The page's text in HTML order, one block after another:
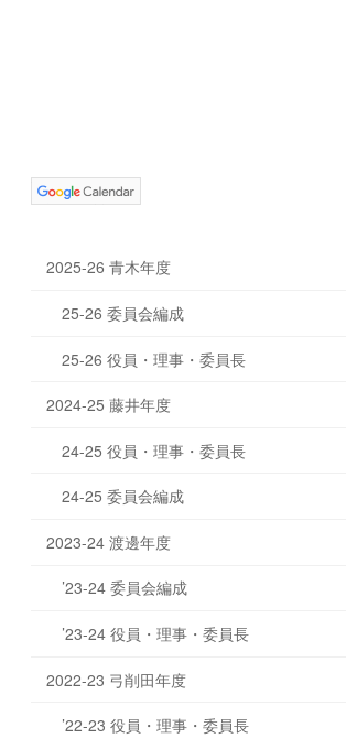
2025-26 青木年度
25-26 委員会編成
25-26 役員・理事・委員長
2024-25 藤井年度
24-25 役員・理事・委員長
24-25 委員会編成
2023-24 渡邊年度
’23-24 委員会編成
’23-24 役員・理事・委員長
2022-23 弓削田年度
’22-23 役員・理事・委員長